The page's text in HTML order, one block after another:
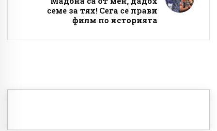
семе за тях! Сега се прави
филм по историята